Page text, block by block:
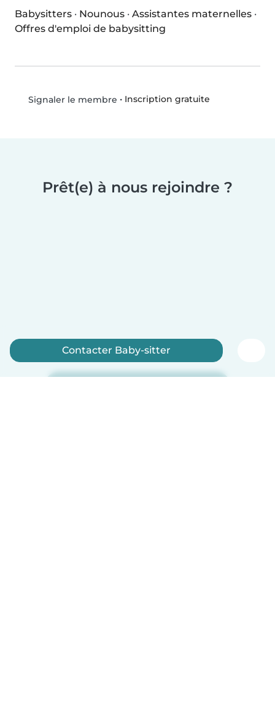
Babysitters · Nounous · Assistantes maternelles ·
Offres d'emploi de babysitting
Signaler le membre • Inscription gratuite
Prêt(e) à nous rejoindre ?
Contacter Baby-sitter